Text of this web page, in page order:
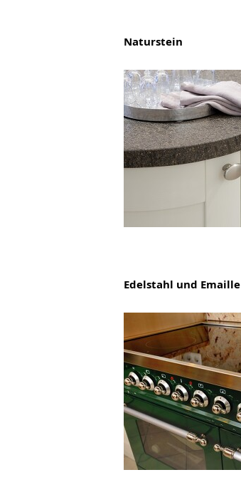
Naturstein
Edelstahl und Emaille